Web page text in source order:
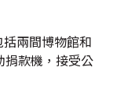
兩間博物館和
捐款機，接受公